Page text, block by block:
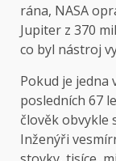
rána, NASA
Jupiter z 370
co byl nástroj
Pokud je jedna
posledních 67
člověk obvykle
Inženýři